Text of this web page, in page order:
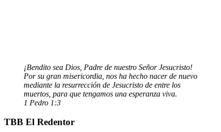
¡Bendito sea Dios, Padre de nuestro Señor Jesucristo!
Por su gran misericordia, nos ha hecho nacer de nuevo
mediante la resurrección de Jesucristo de entre los
muertos, para que tengamos una esperanza viva.
1 Pedro 1:3
TBB El Redentor